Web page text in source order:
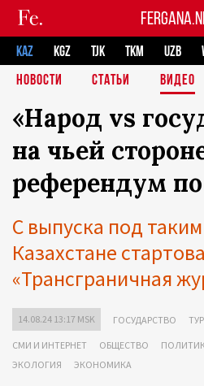
KAZ KGZ TJK TKM UZB
НОВОСТИ
СТАТЬИ ВИДЕО
«Народ vs
на чьей
референдум
С выпуска под
Казахстане
«Трансграничная
14.08.24 13:17 MSK ГОСУДАРСТВО
СМИ И ИНТЕРНЕТ ОБЩЕСТВО
ЭКОЛОГИЯ
ЭКОНОМИКА